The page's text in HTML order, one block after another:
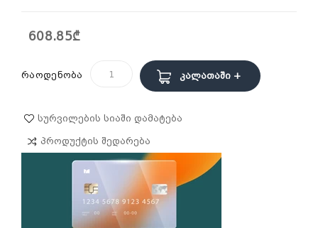
608.85₾
რაოდენობა Კალათაში +
Სურვილების Სიაში Დამატება
Პროდუქტის Შედარება